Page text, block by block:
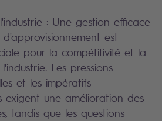
: Une gestion efficace
est
pour la compétitivité et la
Les pressions
et les impératifs
exigent une amélioration des
tandis que les questions